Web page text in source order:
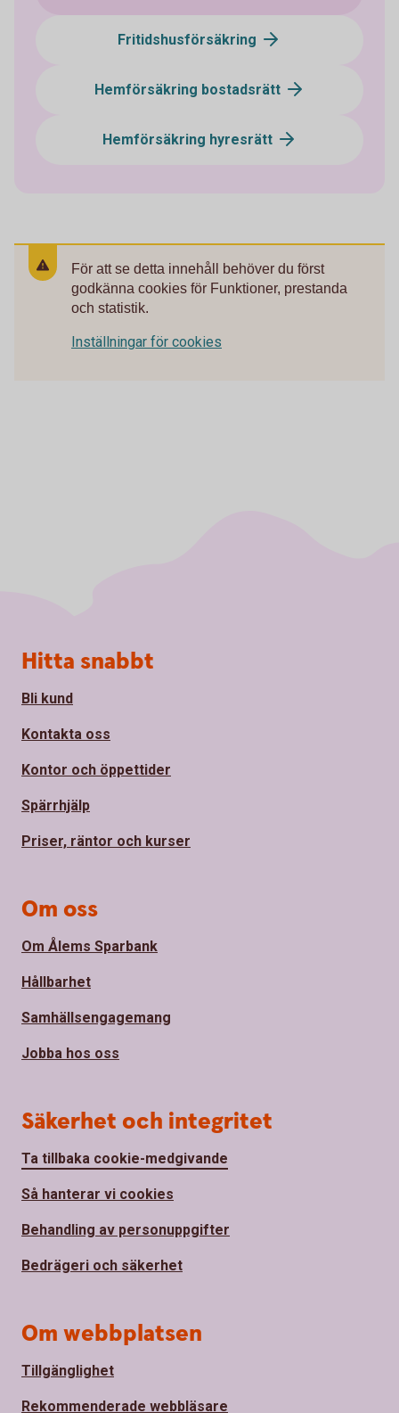
Fritidshusförsäkring
Hemförsäkring bostadsrätt
Hemförsäkring hyresrätt
För att se detta innehåll behöver du först
godkänna cookies för Funktioner, prestanda
och statistik.
Inställningar för cookies
Sidfot
Hitta snabbt
Bli kund
Kontakta oss
Kontor och öppettider
Spärrhjälp
Priser, räntor och kurser
Om oss
Om Ålems Sparbank
Hållbarhet
Samhällsengagemang
Jobba hos oss
Säkerhet och integritet
Ta tillbaka cookie-medgivande
Så hanterar vi cookies
Behandling av personuppgifter
Bedrägeri och säkerhet
Om webbplatsen
Tillgänglighet
Rekommenderade webbläsare